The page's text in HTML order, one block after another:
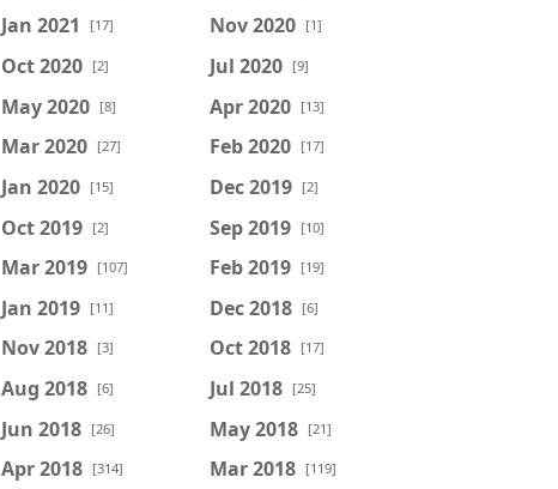
Jan 2021 [17] Nov 2020 [1]
Oct 2020 [2] Jul 2020 [9]
May 2020 [8] Apr 2020 [13]
Mar 2020 [27] Feb 2020 [17]
Jan 2020 [15] Dec 2019 [2]
Oct 2019 [2] Sep 2019 [10]
Mar 2019 [107] Feb 2019 [19]
Jan 2019 [11] Dec 2018 [6]
Nov 2018 [3] Oct 2018 [17]
Aug 2018 [6] Jul 2018 [25]
Jun 2018 [26] May 2018 [21]
Apr 2018 [314] Mar 2018 [119]